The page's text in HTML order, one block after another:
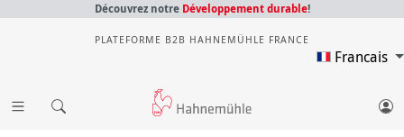
Découvrez notre Développement durable!
PLATEFORME B2B HAHNEMÜHLE FRANCE
Francais